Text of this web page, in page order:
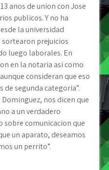
anos de union con Jose
publicos. Y no ha
la universidad
prejuicios
luego laborales. En
en la notaria asi­ como
consideran que eso
de segunda categoria”.
nos dicen que
a un verdadero
comunicacion que
un aparato, deseamos
un perrito”.